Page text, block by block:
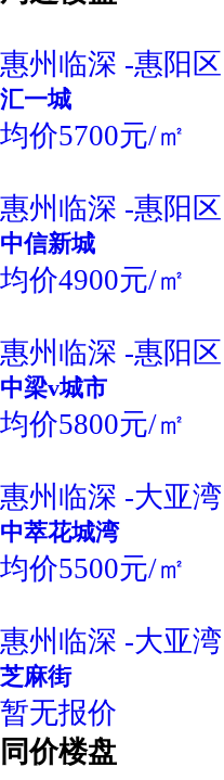
惠州临深 -惠阳区
汇一城
均价5700元/㎡
惠州临深 -惠阳区
中信新城
均价4900元/㎡
惠州临深 -惠阳区
中梁v城市
均价5800元/㎡
惠州临深 -大亚湾
中萃花城湾
均价5500元/㎡
惠州临深 -大亚湾
芝麻街
暂无报价
同价楼盘